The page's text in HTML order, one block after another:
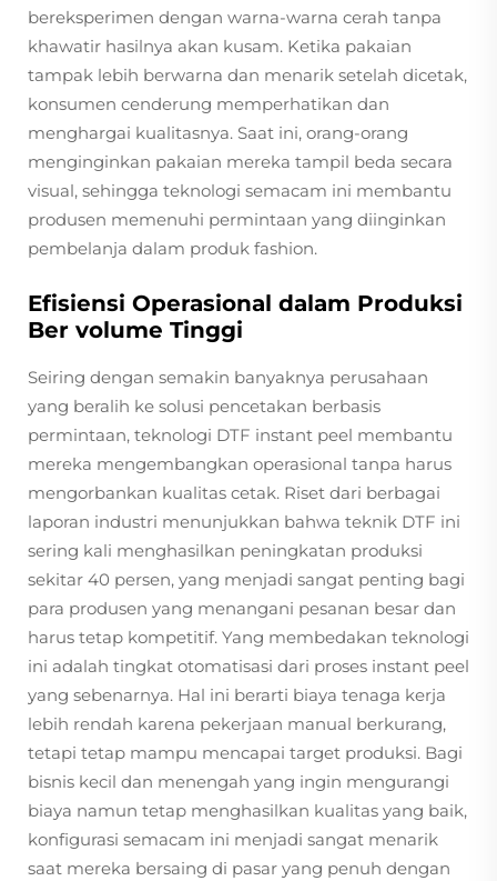
bereksperimen dengan warna-warna cerah tanpa
khawatir hasilnya akan kusam. Ketika pakaian
tampak lebih berwarna dan menarik setelah dicetak,
konsumen cenderung memperhatikan dan
menghargai kualitasnya. Saat ini, orang-orang
menginginkan pakaian mereka tampil beda secara
visual, sehingga teknologi semacam ini membantu
produsen memenuhi permintaan yang diinginkan
pembelanja dalam produk fashion.
Efisiensi Operasional dalam Produksi
Ber volume Tinggi
Seiring dengan semakin banyaknya perusahaan
yang beralih ke solusi pencetakan berbasis
permintaan, teknologi DTF instant peel membantu
mereka mengembangkan operasional tanpa harus
mengorbankan kualitas cetak. Riset dari berbagai
laporan industri menunjukkan bahwa teknik DTF ini
sering kali menghasilkan peningkatan produksi
sekitar 40 persen, yang menjadi sangat penting bagi
para produsen yang menangani pesanan besar dan
harus tetap kompetitif. Yang membedakan teknologi
ini adalah tingkat otomatisasi dari proses instant peel
yang sebenarnya. Hal ini berarti biaya tenaga kerja
lebih rendah karena pekerjaan manual berkurang,
tetapi tetap mampu mencapai target produksi. Bagi
bisnis kecil dan menengah yang ingin mengurangi
biaya namun tetap menghasilkan kualitas yang baik,
konfigurasi semacam ini menjadi sangat menarik
saat mereka bersaing di pasar yang penuh dengan